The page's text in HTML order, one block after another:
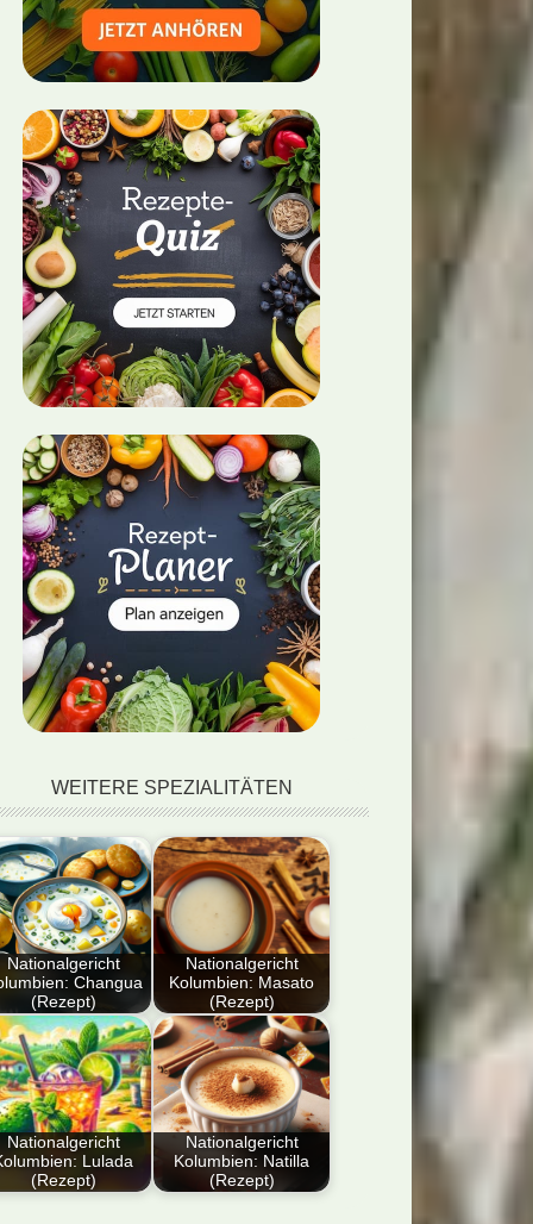
WEITERE SPEZIALITÄTEN
Nationalgericht
Changua
(Rezept)
Sie das
Changua
Diese
herzhafte…
Nationalgericht
Kolumbien: Masato
(Rezept)
Dieser Artikel bietet
ein detailliertes Rezept
für Masato, ein
traditionelles…
Nationalgericht
Lulada
(Rezept)
Nationalgericht
Kolumbien: Natilla
(Rezept)